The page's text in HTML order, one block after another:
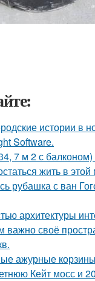
истории в
Software.
7 м 2 с
жить в этой
рубашка с ван
архитектуры
своё
ажурные
Кейт мосс и